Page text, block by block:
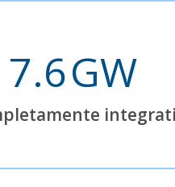
7.6
integrati